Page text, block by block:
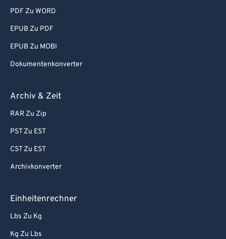
PDF Zu WORD
EPUB Zu PDF
EPUB Zu MOBI
Dokumentenkonverter
Archiv & Zeit
RAR Zu Zip
PST Zu EST
CST Zu EST
Archivkonverter
Einheitenrechner
Lbs Zu Kg
Kg Zu Lbs